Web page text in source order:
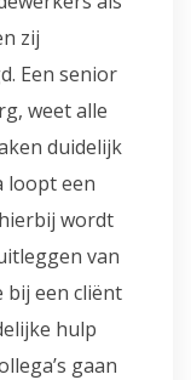
zij
Een senior
weet alle
duidelijk
loopt een
wordt
van
bij een cliënt
hulp
gaan